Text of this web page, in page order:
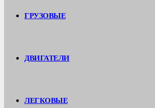
ГРУЗОВЫЕ
ДВИГАТЕЛИ
ЛЕГКОВЫЕ